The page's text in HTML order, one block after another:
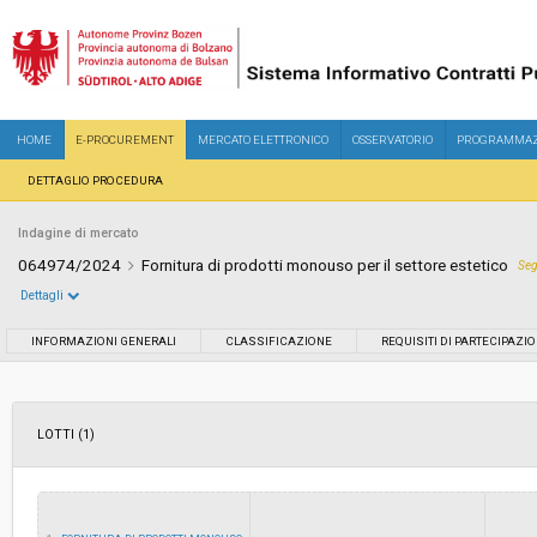
HOME E-PROCUREMENT MERCATO ELETTRONICO OSSERVATORIO
DETTAGLIO PROCEDURA
Indagine di mercato
064974/2024 Fornitura di prodotti monouso per il settore estetico
Svolgimento:
Dettagli
INFORMAZIONI GENERALI CLASSIFICAZIONE REQUISITI DI
LOTTI (1)